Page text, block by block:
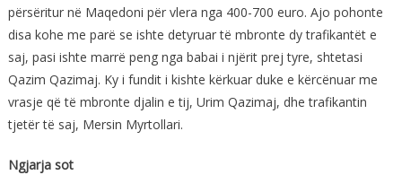
përsëritur në Maqedoni për vlera nga 400-700 euro. Ajo pohonte
disa kohe me parë se ishte detyruar të mbronte dy trafikantët e
saj, pasi ishte marrë peng nga babai i njërit prej tyre, shtetasi
Qazim Qazimaj. Ky i fundit i kishte kërkuar duke e kërcënuar me
vrasje që të mbronte djalin e tij, Urim Qazimaj, dhe trafikantin
tjetër të saj, Mersin Myrtollari.
Ngjarja sot